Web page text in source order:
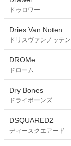
ドゥロワー
Dries Van Noten
ドリスヴァンノッテン
DROMe
ドローム
Dry Bones
ドライボーンズ
DSQUARED2
ディースクエアード